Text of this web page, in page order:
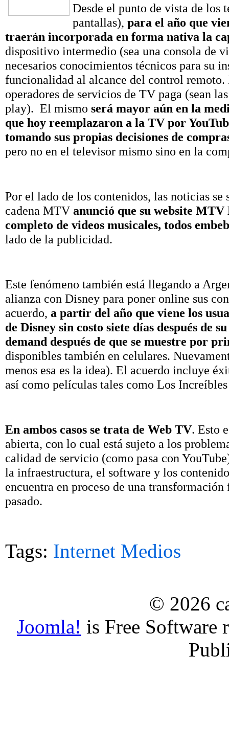
Desde el punto de vista de los
pantallas), para el año que
traerán incorporada en forma nativa la
dispositivo intermedio (sea una consola de
necesarios conocimientos técnicos para su
funcionalidad al alcance del control
operadores de servicios de TV paga (sean
play). El mismo será mayor aún en la
que hoy reemplazaron a la TV por
tomando sus propias decisiones de
pero no en el televisor mismo sino en la
Por el lado de los contenidos, las noticias
cadena MTV anunció que su website
completo de videos musicales, todos
lado de la publicidad.
Este fenómeno también está llegando a
alianza con Disney para poner online sus
acuerdo, a partir del año que viene los
de Disney sin costo siete días después de
demand después de que se muestre por
disponibles también en celulares.
menos esa es la idea). El acuerdo incluye
así como películas tales como Los
En ambos casos se trata de Web TV. Esto
abierta, con lo cual está sujeto a los
calidad de servicio (como pasa con
la infraestructura, el software y los
encuentra en proceso de una
pasado.
Tags: Internet Medios
© 2026
Joomla! is Free Software